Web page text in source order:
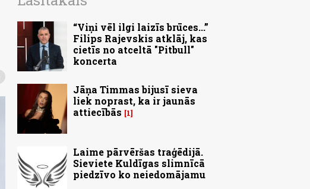
“Viņi vēl ilgi laizīs brūces...”
Filips Rajevskis atklāj, kas
cietīs no atceltā "Pitbull"
koncerta
Jāņa Timmas bijusī sieva
liek noprast, ka ir jaunās
attiecībās
1
Laime pārvēršas traģēdijā.
Sieviete Kuldīgas slimnīcā
piedzīvo ko neiedomājamu